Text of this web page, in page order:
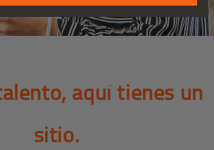
aquí tienes un
sitio.